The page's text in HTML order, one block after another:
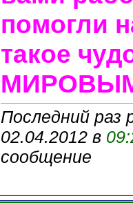
помогли
такое
Последний раз
02.04.2012 в
сообщение